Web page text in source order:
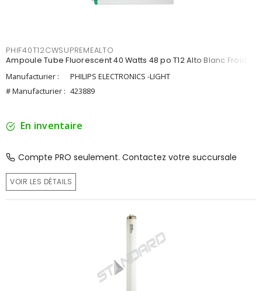
PHIF40T12CWSUPREMEALTO
Ampoule Tube Fluorescent 40 Watts 48 po T12 Alto Blanc Froid
Manufacturier :
PHILIPS ELECTRONICS -LIGHT
# Manufacturier : 423889
En inventaire
Compte PRO seulement. Contactez votre succursale
VOIR LES DÉTAILS